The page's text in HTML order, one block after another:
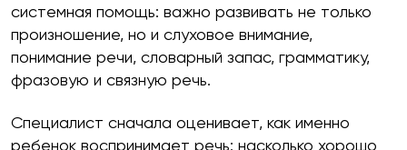
системная помощь: важно развивать не только
произношение, но и слуховое внимание,
понимание речи, словарный запас, грамматику,
фразовую и связную речь.
Специалист сначала оценивает, как именно
ребенок воспринимает речь: насколько хорошо